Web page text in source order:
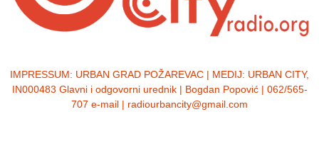
IMPRESSUM: URBAN GRAD POŽAREVAC | MEDIJ: URBAN CITY,
IN000483 Glavni i odgovorni urednik | Bogdan Popović | 062/565-
707 e-mail | radiourbancity@gmail.com